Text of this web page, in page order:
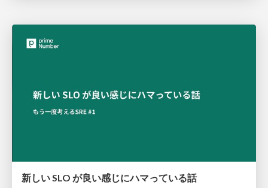
新しい SLO が良い感じにハマっている話